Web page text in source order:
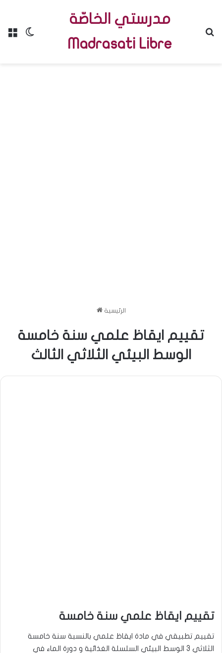
Menu
مدرستي الخاصّة
Madrasati Libre
الرئيسية
تقييم ايقاظ علمي سنة خامسة
الوسط البيئي الثلاثي الثالث
تقييم ايقاظ علمي سنة خامسة
تقييم تطبيقي في مادة ايقاظ علمي بالنسبة سنة خامسة
الثلاثي 3 الوسط البيئي السلسلة الغذائية و دورة الماء في